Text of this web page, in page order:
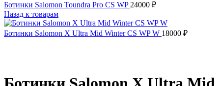
Ботинки Salomon Toundra Pro CS WP 24000 ₽
Назад к товарам
Ботинки Salomon X Ultra Mid Winter CS WP W 18000 ₽